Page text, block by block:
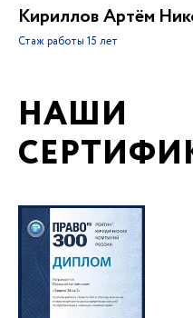
Кириллов Артём
Стаж работы 15 лет
НАШИ